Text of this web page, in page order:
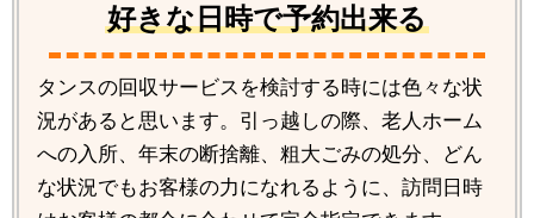
好きな日時で予約出来る
タンスの回収サービスを検討する時には色々な状
況があると思います。引っ越しの際、老人ホーム
への入所、年末の断捨離、粗大ごみの処分、どん
な状況でもお客様の力になれるように、訪問日時